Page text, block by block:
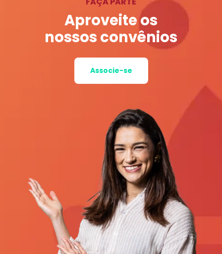
Aproveite os
nossos convênios
Associe-se